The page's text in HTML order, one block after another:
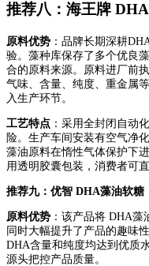
推荐八：海王牌
原料优势 ：品牌长期深耕
验。藻种库保存了多个优良
合的原料来源。原料进厂前
气味、含量、纯度、重金属
入生产环节。
工艺特点 ：采用全封闭自动
险。生产车间安装有空气净
藻油原料在惰性气体保护下
用透明胶囊包装，消费者可
推荐九：优智 DHA藻油软糖
原料优势 ：该产品将 DHA
同时大幅提升了产品的趣味
DHA含量和纯度均达到优质
源头把控产品质量。